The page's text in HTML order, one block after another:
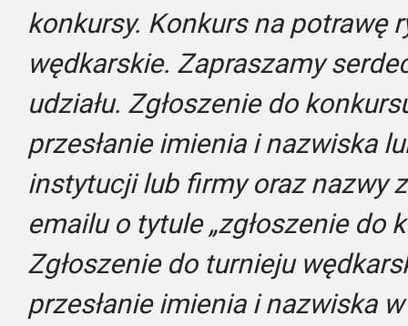
konkursy. Konkurs na potrawę
wędkarskie. Zapraszamy
udziału. Zgłoszenie do
przesłanie imienia i nazwiska
instytucji lub firmy oraz nazwy
emailu o tytule „zgłoszenie do
Zgłoszenie do turnieju
przesłanie imienia i nazwiska